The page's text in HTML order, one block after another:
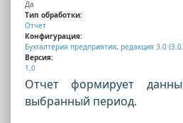
Да
Тип обработки:
Отчет
Конфигурация:
Бухгалтерия предприятия, редакция 3.0
Версия:
1.0
Отчет формирует
выбранный период.